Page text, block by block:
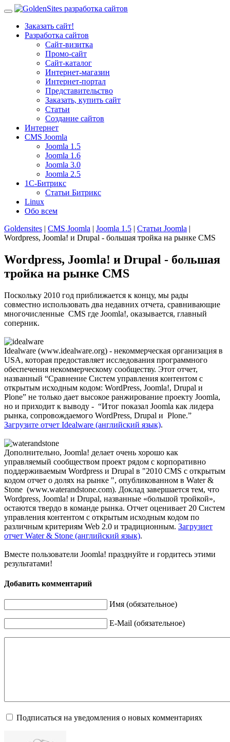
Заказать сайт!
Разработка сайтов
Сайт-визитка
Промо-сайт
Сайт-каталог
Интернет-магазин
Интернет-портал
Представительство
Заказать, купить сайт
Статьи
Создание сайтов
Интернет
CMS Joomla
Joomla 1.5
Joomla 1.6
Joomla 3.0
Joomla 2.5
1С-Битрикс
Статьи Битрикс
Linux
Обо всем
Goldensites | CMS Joomla | Joomla 1.5 | Статьи Joomla |
Wordpress, Joomla! и Drupal - большая тройка на рынке CMS
Wordpress, Joomla! и Drupal - большая
тройка на рынке CMS
Поскольку 2010 год приближается к концу, мы рады
совместно использовать два недавних отчета, сравнивающие
многочисленные CMS где Joomla!, оказывается, главный
соперник.
Idealware (www.idealware.org) - некоммерческая организация в
USA, которая предоставляет исследования программного
обеспечения некоммерческому сообществу. Этот отчет,
названный “Сравнение Систем управления контентом с
открытым исходным кодом: WordPress, Joomla!, Drupal и
Plone” не только дает высокое ранжирование проекту Joomla,
но и приходит к выводу - “Итог показал Joomla как лидера
рынка, сопровождаемого WordPress, Drupal и Plone.”
Загрузите отчет Idealware (английский язык).
Дополнительно, Joomla! делает очень хорошо как
управляемый сообществом проект рядом с корпоративно
поддерживаемым Wordpress и Drupal в "2010 CMS с открытым
кодом отчет о долях на рынке ", опубликованном в Water &
Stone (www.waterandstone.com). Доклад завершается тем, что
Wordpress, Joomla! и Drupal, названные «большой тройкой»,
остаются твердо в команде рынка. Отчет оценивает 20 Систем
управления контентом с открытым исходным кодом по
различным критериям Web 2.0 и традиционным. Загрузиет
отчет Water & Stone (английский язык).
Вместе пользователи Joomla! празднуйте и гордитесь этими
результатами!
Добавить комментарий
Имя (обязательное)
E-Mail (обязательное)
Подписаться на уведомления о новых комментариях